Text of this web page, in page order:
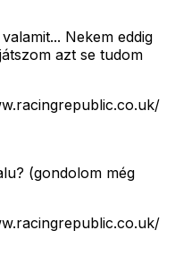
Nekem eddig
azt se tudom
(gondolom még